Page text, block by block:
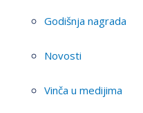
Godišnja nagrada
Novosti
Vinča u medijima